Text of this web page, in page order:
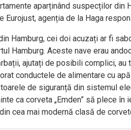
aparținând suspecților din
Eurojust, agenția de la Haga
Hamburg, cei doi acuzați ar fi
Hamburg. Aceste nave erau
ajutați de posibili complici,
conductele de alimentare cu
de siguranță din sistemul
ca corveta „Emden” să plece
cea mai modernă clasă de